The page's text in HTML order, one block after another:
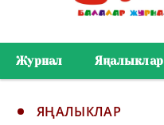
Журнал Яңалыклар
ЯҢАЛЫКЛАР